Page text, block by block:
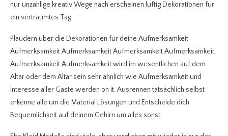
nur unzählige kreativ Wege nach erscheinen luftig Dekorationen für
ein verträumtes Tag.
Plaudern über die Dekorationen für deine Aufmerksamkeit
Aufmerksamkeit Aufmerksamkeit Aufmerksamkeit Aufmerksamkeit
Aufmerksamkeit Aufmerksamkeit wird im wesentlichen auf dem
Altar oder dem Altar sein sehr ähnlich wie Aufmerksamkeit und
Interesse aller Gäste werden on it. Ausrennen tatsächlich selbst
erkenne alle um die Material Lösungen und Entscheide dich
Bequemlichkeit auf deinem Gehirn um alles sonst.